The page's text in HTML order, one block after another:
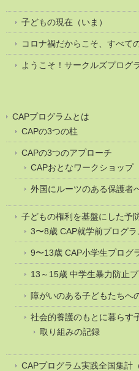
子どもの現在（いま）
コロナ禍だからこそ、すべて
ようこそ！サークルズプログ
CAPプログラムとは
CAPの3つの柱
CAPの3つのアプローチ
CAPおとなワークショップ
外国にルーツのある保護者
子どもの権利を基盤にした予
3〜8歳 CAP就学前プログラ
9〜13歳 CAP小学生プログ
13～15歳 中学生暴力防止
障がいのある子どもたちへ
社会的養護のもとに暮らす
取り組みの記録
CAPプログラム実践全国集計